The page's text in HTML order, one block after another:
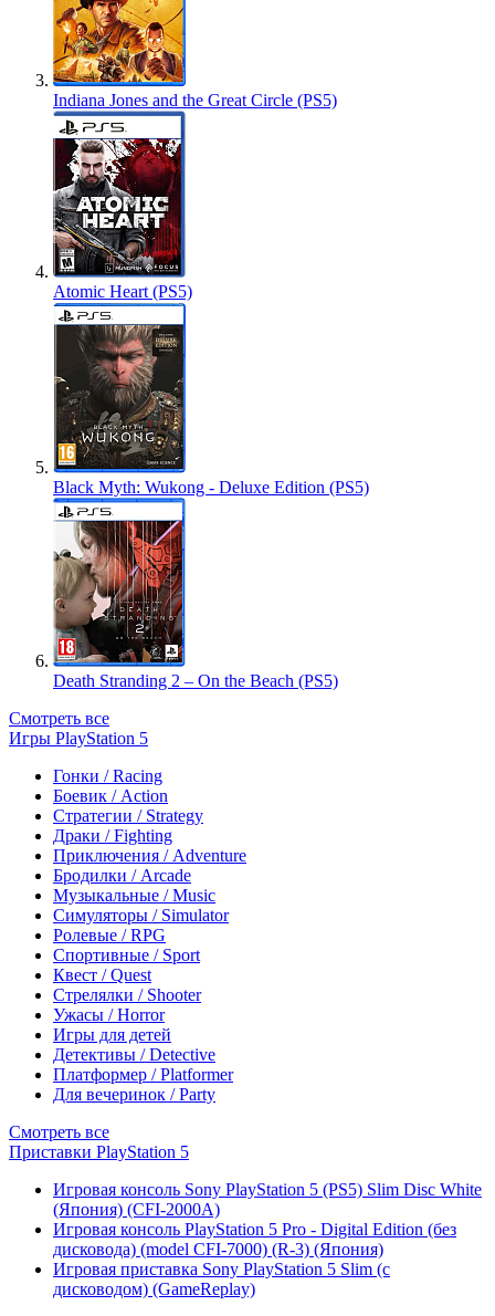
Indiana Jones and the Great Circle (PS5)
Atomic Heart (PS5)
Black Myth: Wukong - Deluxe Edition (PS5)
Death Stranding 2 – On the Beach (PS5)
Смотреть все
Игры PlayStation 5
Гонки / Racing
Боевик / Action
Стратегии / Strategy
Драки / Fighting
Приключения / Adventure
Бродилки / Arcade
Музыкальные / Music
Симуляторы / Simulator
Ролевые / RPG
Спортивные / Sport
Квест / Quest
Стрелялки / Shooter
Ужасы / Horror
Игры для детей
Детективы / Detective
Платформер / Platformer
Для вечеринок / Party
Смотреть все
Приставки PlayStation 5
Игровая консоль Sony PlayStation 5 (PS5) Slim Disc White
(Япония) (CFI-2000A)
Игровая консоль PlayStation 5 Pro - Digital Edition (без
дисковода) (model CFI-7000) (R-3) (Япония)
Игровая приставка Sony PlayStation 5 Slim (с
дисководом) (GameReplay)